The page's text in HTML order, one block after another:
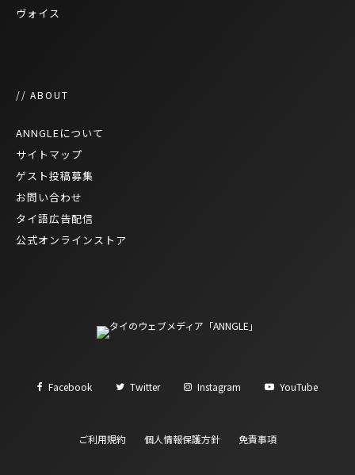
ヴォイス
// ABOUT
ANNGLEについて
サイトマップ
ゲスト投稿募集
お問い合わせ
タイ語広告配信
公式オンラインストア
Facebook Twitter Instagram YouTube
ご利用規約 個人情報保護方針 免責事項